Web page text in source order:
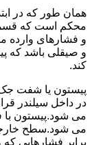
همان طور که در
محکم است که
و فشارهای وارده
و صیقلی باشد که
کند.
پیستون یا شفت جک
در داخل سیلندر
می شود.پیستون
می شود.سطح
برابر فشارهایی